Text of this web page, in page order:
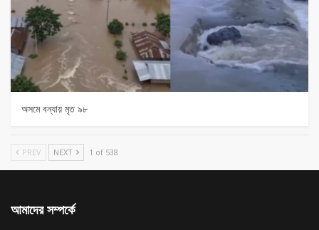
অসমে বন্যায় মৃত ৯৮
PREV NEXT 1 of 538
আমাদের সম্পর্কে